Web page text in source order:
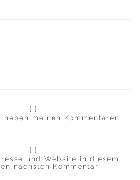
neben meinen Kommentaren
und Website in diesem
nächsten Kommentar